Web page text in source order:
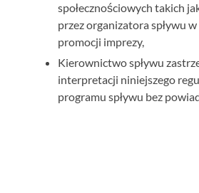
społecznościowych takich
przez organizatora spływu
promocji imprezy,
Kierownictwo spływu
interpretacji niniejszego
programu spływu bez